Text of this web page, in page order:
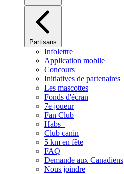
Partisans
Infolettre
Application mobile
Concours
Initiatives de partenaires
Les mascottes
Fonds d'écran
7e joueur
Fan Club
Habs+
Club canin
5 km en fête
FAQ
Demande aux Canadiens
Nous joindre